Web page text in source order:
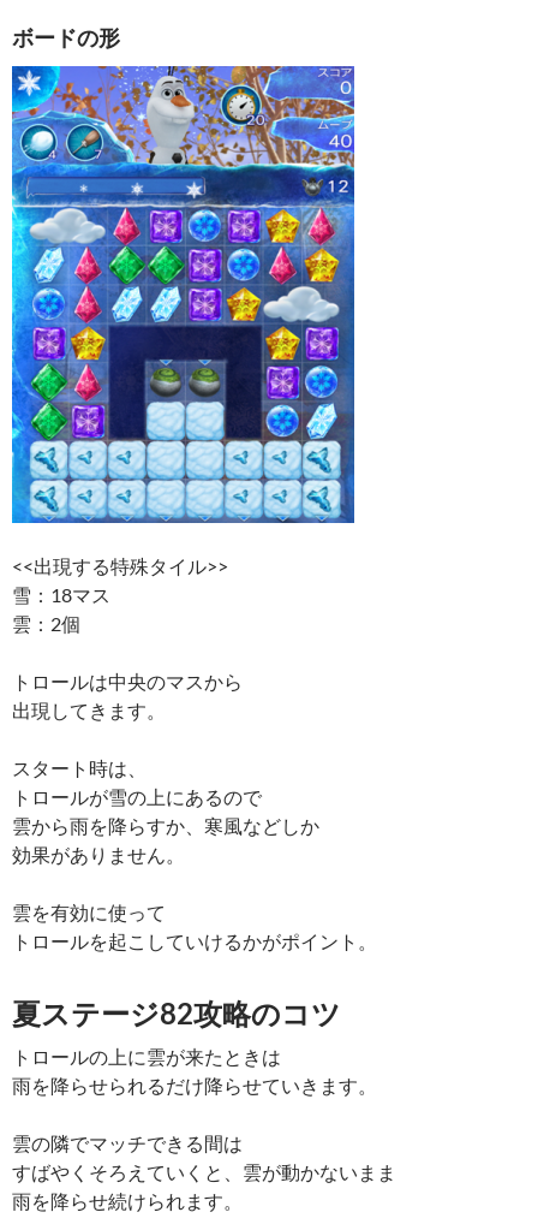
ボードの形
<<出現する特殊タイル>>
雪：18マス
雲：2個
トロールは中央のマスから
出現してきます。
スタート時は、
トロールが雪の上にあるので
雲から雨を降らすか、寒風などしか
効果がありません。
雲を有効に使って
トロールを起こしていけるかがポイント。
夏ステージ82攻略のコツ
トロールの上に雲が来たときは
雨を降らせられるだけ降らせていきます。
雲の隣でマッチできる間は
すばやくそろえていくと、雲が動かないまま
雨を降らせ続けられます。